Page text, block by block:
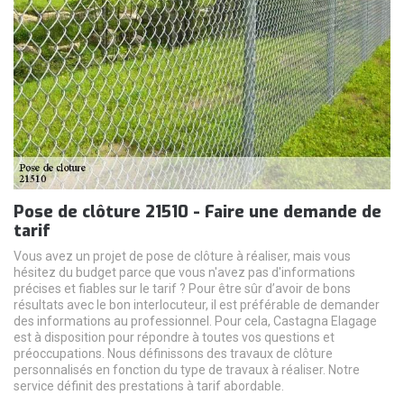
Pose de clôture 21510 - Faire une demande de
tarif
Vous avez un projet de pose de clôture à réaliser, mais vous
hésitez du budget parce que vous n'avez pas d'informations
précises et fiables sur le tarif ? Pour être sûr d’avoir de bons
résultats avec le bon interlocuteur, il est préférable de demander
des informations au professionnel. Pour cela, Castagna Elagage
est à disposition pour répondre à toutes vos questions et
préoccupations. Nous définissons des travaux de clôture
personnalisés en fonction du type de travaux à réaliser. Notre
service définit des prestations à tarif abordable.